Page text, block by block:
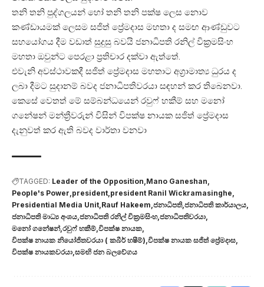
තනි තනි පුද්ගලයන් හෝ තනි තනි පක්ෂ ලෙස නොව
කණ්ඩායමක් ලෙසම සජිත් ප්‍රේමදාස මහතා ද සමඟ ආණ්ඩුවට
සහයෝගය දීම වඩාත් සුදුසු බවයි ජනාධිපති රනිල් වික්‍රමසිංහ
මහතා ඔවුන්ට පෙරළා ප්‍රතිචාර දක්වා ඇත්තේ.
එවැනි අවස්ථාවකදී සජිත් ප්‍රේමදාස මහතාට අග්‍රාමාත්‍ය ධුරය ද
ලබා දීමට සුදානම් බවද ජනාධිපතිවරයා සඳහන් කර තිබෙනවා.
කෙසේ වෙතත් මේ සම්බන්ධයෙන් රවුෆ් හකීම් සහ මනෝ
ගනේෂන් මන්ත්‍රීවරුන් විසින් විපක්ෂ නායක සජිත් ප්‍රේමදාස
දැනුවත් කර ඇති බවද වාර්තා වනවා
TAGGED: Leader of the Opposition Mano Ganeshan
People's Power president president Ranil Wickramasinghe
Presidential Media Unit Rauf Hakeem ජනාධිපති ජනාධිපති කාර්යාලය
ජනාධිපති මාධ්‍ය අංශය ජනාධිපති රනිල් වික්‍රමසිංහ ජනාධිපතිවරයා
මනෝ ගනේෂන් රවුෆ් හකීම් විපක්ෂ නායක
විපක්ෂ නායක නියෝජිතවරයා ( කබීර් හෂීම්) විපක්ෂ නායක සජිත් ප්‍රේමදාස
විපක්ෂ නායකවරයා සමඟි ජන බලවේගය